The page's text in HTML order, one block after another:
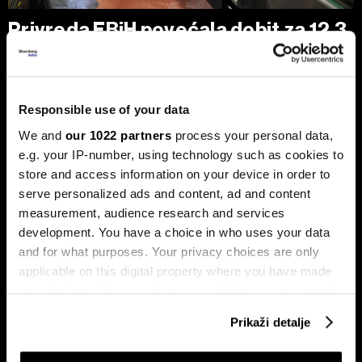
Responsible use of your data
We and our 1022 partners process your personal data,
e.g. your IP-number, using technology such as cookies to
store and access information on your device in order to
serve personalized ads and content, ad and content
measurement, audience research and services
development. You have a choice in who uses your data
and for what purposes. Your privacy choices are only
applicable on this digital property where you have made
your choices. You can change or withdraw your consent
Prikaži detalje
Privreda FBiH povećala dobit za 12,3
posto, ali troškovi rada rastu
dvostruko brže
Udruženja poslodavaca Federacije BiH, gdje je istaknuto da
Od ukupno 28.634 privredna društva u Federaciji, čak 98,6
posto čine privatne kompanije, koje ostvaruju 90 posto
ukupnih prihoda i 95 posto ukupne dobiti.